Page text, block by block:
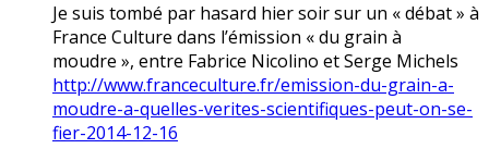
Je suis tombé par hasard hier soir sur un « débat » à
France Culture dans l’émission « du grain à
moudre », entre Fabrice Nicolino et Serge Michels
http://www.franceculture.fr/emission-du-grain-a-
moudre-a-quelles-verites-scientifiques-peut-on-se-
fier-2014-12-16